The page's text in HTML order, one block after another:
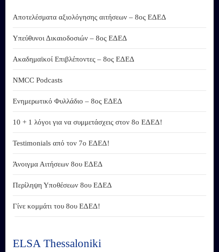
Αποτελέσματα αξιολόγησης αιτήσεων – 8ος ΕΔΕΔ
Υπεύθυνοι Δικαιοδοσιών – 8ος ΕΔΕΔ
Ακαδημαϊκοί Επιβλέποντες – 8ος ΕΔΕΔ
NMCC Podcasts
Ενημερωτικό Φυλλάδιο – 8ος ΕΔΕΔ
10 + 1 λόγοι για να συμμετάσχεις στον 8ο ΕΔΕΔ!
Testimonials από τον 7ο ΕΔΕΔ!
Άνοιγμα Αιτήσεων 8ου ΕΔΕΔ
Περίληψη Υποθέσεων 8ου ΕΔΕΔ
Γίνε κομμάτι του 8ου ΕΔΕΔ!
ELSA Thessaloniki